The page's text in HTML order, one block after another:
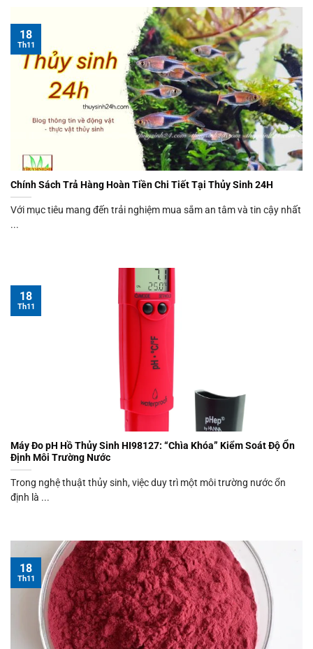
Chính Sách Trả Hàng Hoàn Tiền Chi Tiết Tại Thủy Sinh 24H
Với mục tiêu mang đến trải nghiệm mua sắm an tâm và tin cậy nhất
...
18
Th11
Máy Đo pH Hồ Thủy Sinh HI98127: “Chìa Khóa” Kiểm Soát Độ Ổn
Định Môi Trường Nước
Trong nghệ thuật thủy sinh, việc duy trì một môi trường nước ổn
định là ...
18
Th11
18
Th11